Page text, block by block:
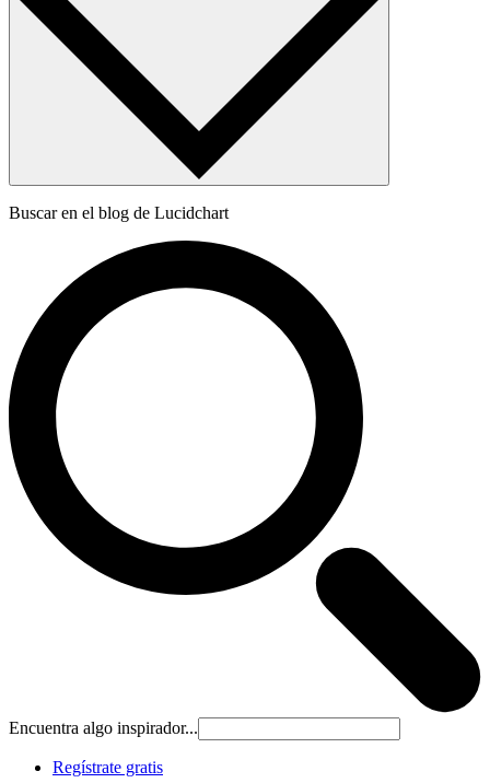
Buscar en el blog de Lucidchart
Encuentra algo inspirador...
Regístrate gratis